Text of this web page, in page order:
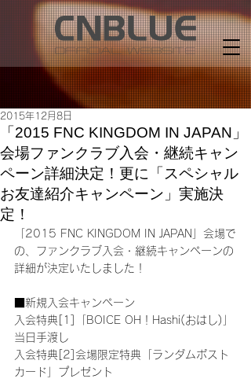
「2015 FNC KINGDOM IN JAPAN」
会場ファンクラブ入会・継続キャン
ペーン詳細決定！更に「スペシャル
お友達紹介キャンペーン」実施決
定！
2015年12月8日
「2015 FNC KINGDOM IN JAPAN」会場で
の、ファンクラブ入会・継続キャンペーンの
詳細が決定いたしました！
■新規入会キャンペーン
入会特典[1]「BOICE OH！Hashi(おはし)」
当日手渡し
入会特典[2]会場限定特典「ランダムポスト
カード」プレゼント